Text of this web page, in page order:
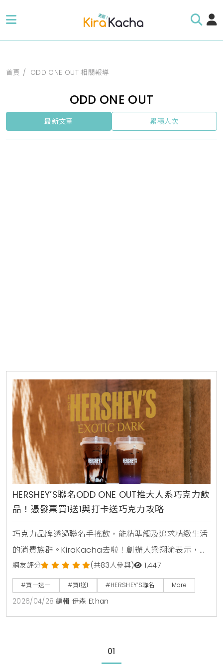
首頁 ODD ONE OUT 相關報導
ODD ONE OUT
最新文章 累積人次
HERSHEY’S聯名ODD ONE OUT推大人系巧克力飲
品！憑發票買1送1與打卡送巧克力攻略
巧克力品牌透過聯名手搖飲，能精準觸及追求精緻生活
的消費族群。KiraKacha去啦！創辦人梁翔渝表示，這
次HERSHEY’S與ODD ONE OUT的合作，將黑巧克力的
層次感延伸至台灣茶底，不僅強化了品牌在夏季的飲品
市場地位，更透過跨通路發票帶動消費循環，成功打造
出具有話題性與實質銷售拉力的「大人系」甜點化飲品
網友評分 (共83人參與) 1,447
#買一送一 #買1送1 #HERSHEY’S聯名 More
2026/04/28 編輯 伊森 Ethan
01